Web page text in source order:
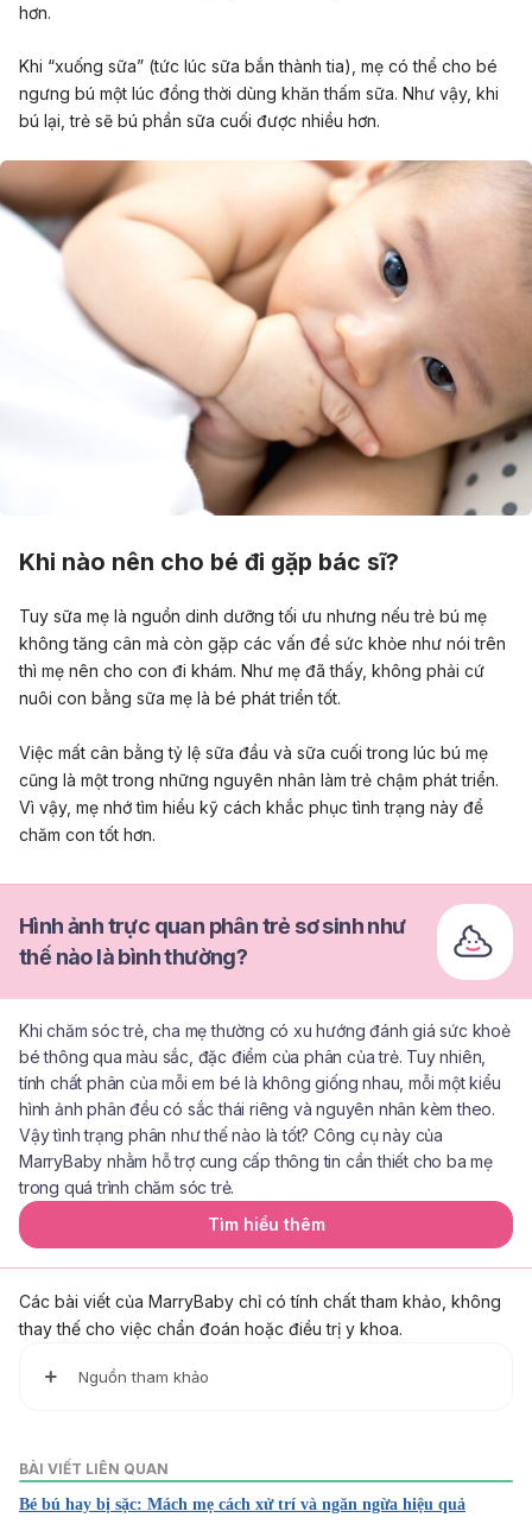
hơn.
Khi “xuống sữa” (tức lúc sữa bắn thành tia), mẹ có thể cho bé
ngưng bú một lúc đồng thời dùng khăn thấm sữa. Như vậy, khi
bú lại, trẻ sẽ bú phần sữa cuối được nhiều hơn.
Khi nào nên cho bé đi gặp bác sĩ?
Tuy sữa mẹ là nguồn dinh dưỡng tối ưu nhưng nếu trẻ bú mẹ
không tăng cân mà còn gặp các vấn đề sức khỏe như nói trên
thì mẹ nên cho con đi khám. Như mẹ đã thấy, không phải cứ
nuôi con bằng sữa mẹ là bé phát triển tốt.
Việc mất cân bằng tỷ lệ sữa đầu và sữa cuối trong lúc bú mẹ
cũng là một trong những nguyên nhân làm trẻ chậm phát triển.
Vì vậy, mẹ nhớ tìm hiểu kỹ cách khắc phục tình trạng này để
chăm con tốt hơn.
Hình ảnh trực quan phân trẻ sơ sinh như
thế nào là bình thường?
Khi chăm sóc trẻ, cha mẹ thường có xu hướng đánh giá sức khoẻ
bé thông qua màu sắc, đặc điểm của phân của trẻ. Tuy nhiên,
tính chất phân của mỗi em bé là không giống nhau, mỗi một kiểu
hình ảnh phân đều có sắc thái riêng và nguyên nhân kèm theo.
Vậy tình trạng phân như thế nào là tốt? Công cụ này của
MarryBaby nhằm hỗ trợ cung cấp thông tin cần thiết cho ba mẹ
trong quá trình chăm sóc trẻ.
Tìm hiểu thêm
Các bài viết của MarryBaby chỉ có tính chất tham khảo, không
thay thế cho việc chẩn đoán hoặc điều trị y khoa.
Nguồn tham khảo
mothers of very preterm infants born at less than 28 wee
ks of gestation
https://pubmed.ncbi.nlm.nih.gov/19383633/
BÀI VIẾT LIÊN QUAN
Bé bú hay bị sặc: Mách mẹ cách xử trí và ngăn ngừa hiệu quả